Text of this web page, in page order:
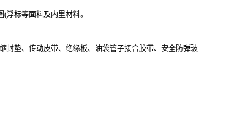
标等面料及内里材料。
封垫、传动皮带、绝缘板、油袋管子接合胶带、安全防弹玻